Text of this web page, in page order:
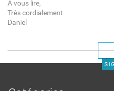
A vous lire,
Très cordialement
Daniel